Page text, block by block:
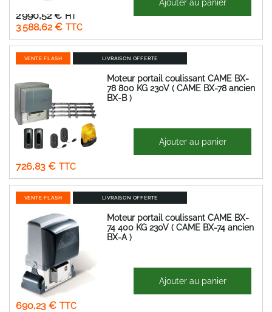
Spécial
3 588,62 €
2 990,52 €
Ajouter au panier
VENTE FLASH LIVRAISON OFFERTE
Moteur portail coulissant CAME BX-
78 800 KG 230V ( CAME BX-78 ancien
BX-B )
Prix
726,83 €
1 228,04 € Ajouter au panier
VENTE FLASH LIVRAISON OFFERTE
Moteur portail coulissant CAME BX-
74 400 KG 230V ( CAME BX-74 ancien
BX-A )
Prix
Spécial
690,23 €
575,19 €
1 166,23 € Ajouter au panier